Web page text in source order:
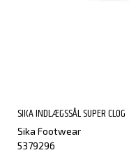
SIKA INDLÆGSSÅL SUPER CLOG
Sika Footwear
5379296